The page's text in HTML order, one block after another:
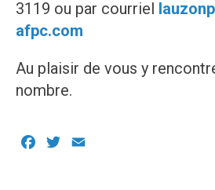
3119 ou par courriel
afpc.com
Au plaisir de vous y
nombre.
Facebook
Twitter